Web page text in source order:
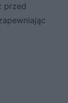
przed